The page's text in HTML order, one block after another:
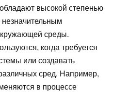
высокой степенью
незначительным
среды.
когда требуется
или создавать
сред. Например,
в процессе